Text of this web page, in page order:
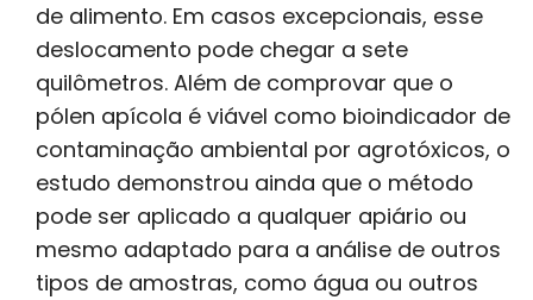
de alimento. Em casos excepcionais, esse
deslocamento pode chegar a sete
quilômetros. Além de comprovar que o
pólen apícola é viável como bioindicador de
contaminação ambiental por agrotóxicos, o
estudo demonstrou ainda que o método
pode ser aplicado a qualquer apiário ou
mesmo adaptado para a análise de outros
tipos de amostras, como água ou outros